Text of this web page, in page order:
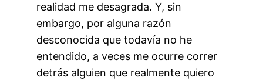
realidad me desagrada. Y, sin
embargo, por alguna razón
desconocida que todavía no he
entendido, a veces me ocurre correr
detrás alguien que realmente quiero